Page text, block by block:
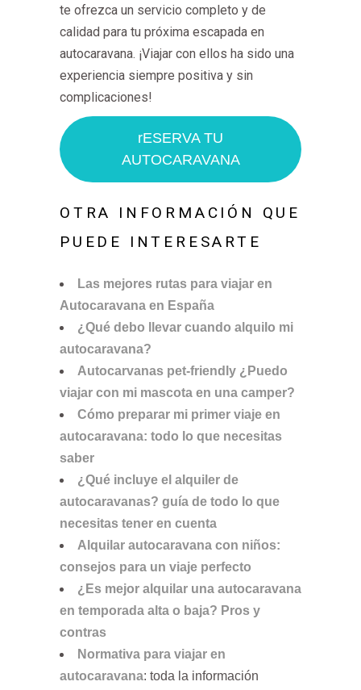
te ofrezca un servicio completo y de
calidad para tu próxima escapada en
autocaravana. ¡Viajar con ellos ha sido una
experiencia siempre positiva y sin
complicaciones!
rESERVA TU
AUTOCARAVANA
OTRA INFORMACIÓN QUE
PUEDE INTERESARTE
Las mejores rutas para viajar en
Autocaravana en España
¿Qué debo llevar cuando alquilo mi
autocaravana?
Autocarvanas pet-friendly ¿Puedo
viajar con mi mascota en una camper?
Cómo preparar mi primer viaje en
autocaravana: todo lo que necesitas
saber
¿Qué incluye el alquiler de
autocaravanas? guía de todo lo que
necesitas tener en cuenta
Alquilar autocaravana con niños:
consejos para un viaje perfecto
¿Es mejor alquilar una autocaravana
en temporada alta o baja? Pros y
contras
Normativa para viajar en
autocaravana: toda la información